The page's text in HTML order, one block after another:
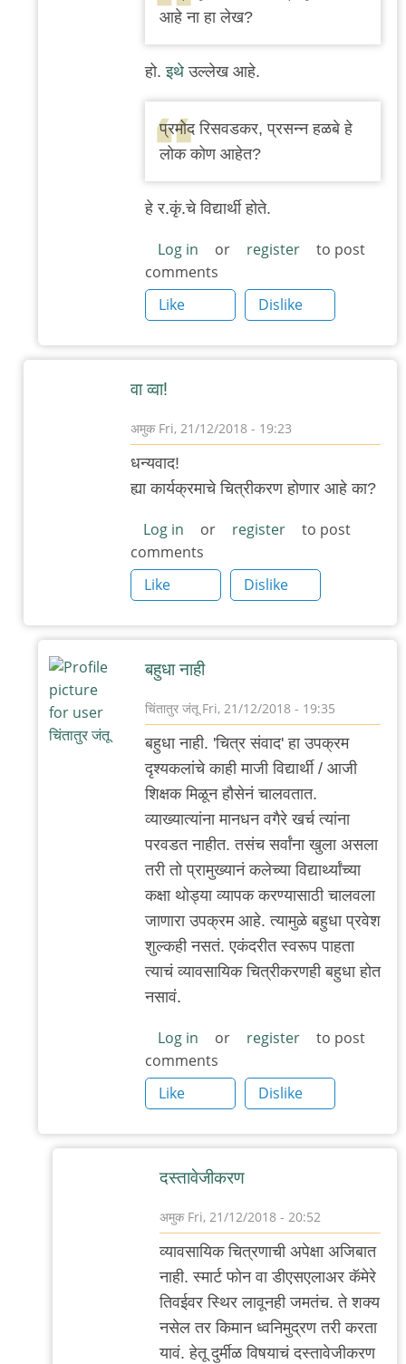
to
पुरंदरे
(अरुण
यांच्या
लेखाचे
अभिवाचन)
by
आहे ना हा लेख?
हो.इथे उल्लेख आहे.
प्रमोद रिसवडकर, प्रसन्न हळबे हे
लोक कोण आहेत?
हे र.कृं.चे विद्यार्थी होते.
Log in or register
to post
comments
Like
Dislike
वा व्वा!
अमुकFri, 21/12/2018 - 19:23
कृ.
जोशी
by
चिंतातुर
धन्यवाद!
ह्या कार्यक्रमाचे चित्रीकरण होणार आहे का?
Log in or register
to post
comments
Like
Dislike
बहुधा नाही
चिंतातुर जंतूFri, 21/12/2018 - 19:35
reply
to
by
बहुधा नाही. 'चित्र संवाद' हा उपक्रम
दृश्यकलांचे काही माजी विद्यार्थी / आजी
शिक्षक मिळून हौसेनं चालवतात.
व्याख्यात्यांना मानधन वगैरे खर्च त्यांना
परवडत नाहीत. तसंच सर्वांना खुला असला
तरी तो प्रामुख्यानं कलेच्या विद्यार्थ्यांच्या
कक्षा थोड्या व्यापक करण्यासाठी चालवला
जाणारा उपक्रम आहे. त्यामुळे बहुधा प्रवेश
शुल्कही नसतं. एकंदरीत स्वरूप पाहता
त्याचं व्यावसायिक चित्रीकरणही बहुधा होत
नसावं.
Log in or register
to post
comments
Like
Dislike
दस्तावेजीकरण
अमुकFri, 21/12/2018 - 20:52
reply
to
बहुधा
नाही
व्यावसायिक चित्रणाची अपेक्षा अजिबात
नाही. स्मार्ट फोन वा डीएसएलाअर कॅमेरे
तिवईवर स्थिर लावूनही जमतंच. ते शक्य
नसेल तर किमान ध्वनिमुद्रण तरी करता
यावं. हेतू दुर्मीळ विषयाचं दस्तावेजीकरण